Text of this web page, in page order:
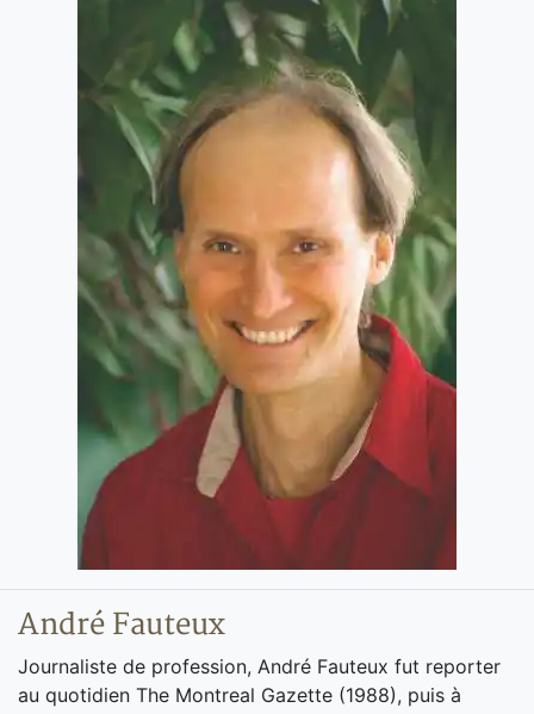
André Fauteux
Journaliste de profession, André Fauteux fut reporter
au quotidien The Montreal Gazette (1988), puis à